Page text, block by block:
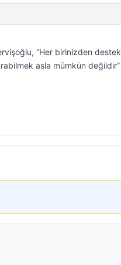
“Her birinizden
asla mümkün